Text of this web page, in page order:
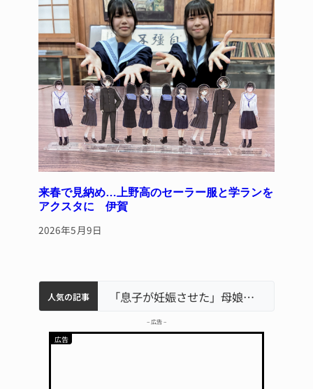
来春で見納め…上野高のセーラー服と学ランを
アクスタに 伊賀
2026年5月9日
人気の記事
名張市立病院のDMAT、熊本地震の被災地へ 能登以来3回目の派遣
特産「白鳳梨」の出荷最盛期 直売所にぎわう 伊賀
伊賀市の初代市長・今岡睦之さん死去 87歳 「息子が妊娠させた」母娘だまされ400万円詐欺被害 名張
– 広告 –